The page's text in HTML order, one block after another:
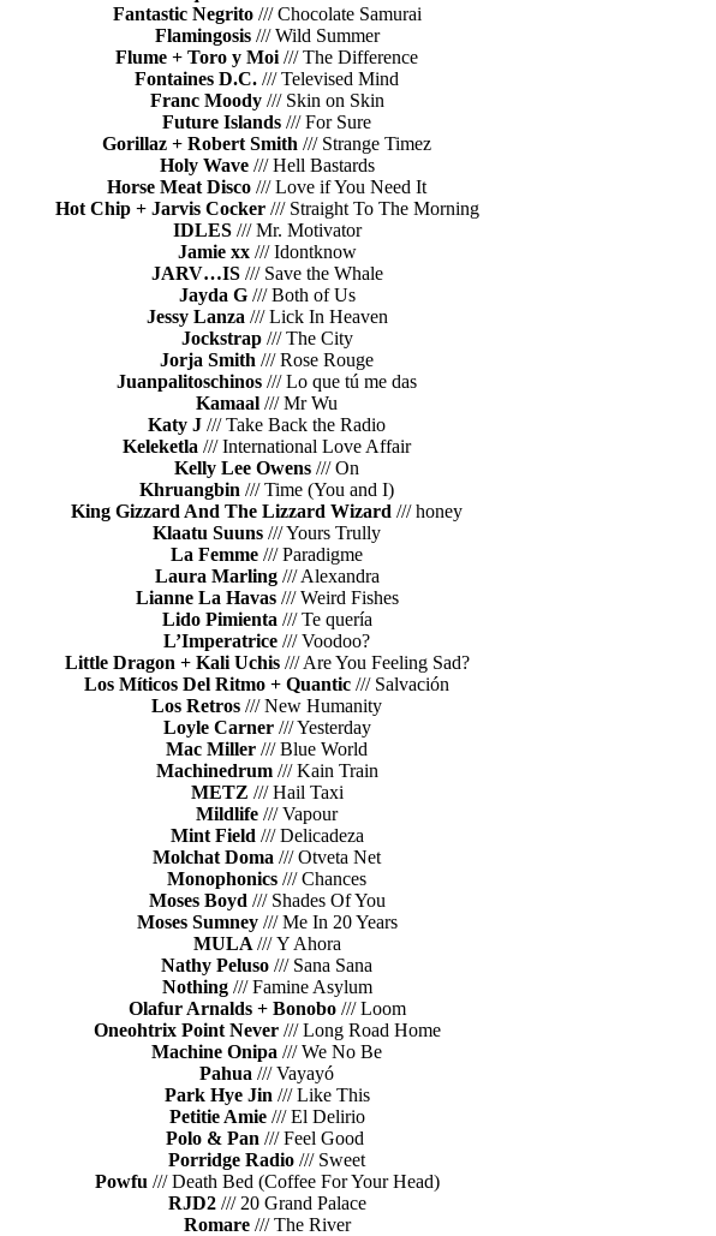
Fantastic Negrito/// Chocolate Samurai
Flamingosis/// Wild Summer
Flume + Toro y Moi /// The Difference
Fontaines D.C. /// Televised Mind
Franc Moody/// Skin on Skin
Future Islands /// For Sure
Gorillaz + Robert Smith /// Strange Timez
Holy Wave/// Hell Bastards
Horse Meat Disco /// Love if You Need It
Hot Chip + Jarvis Cocker/// Straight To The Morning
IDLES/// Mr. Motivator
Jamie xx/// Idontknow
JARV…IS/// Save the Whale
Jayda G/// Both of Us
Jessy Lanza /// Lick In Heaven
Jockstrap/// The City
Jorja Smith /// Rose Rouge
Juanpalitoschinos /// Lo que tú me das
Kamaal /// Mr Wu
Katy J /// Take Back the Radio
Keleketla /// International Love Affair
Kelly Lee Owens /// On
Khruangbin /// Time (You and I)
King Gizzard And The Lizzard Wizard /// honey
Klaatu Suuns /// Yours Trully
La Femme /// Paradigme
Laura Marling/// Alexandra
Lianne La Havas/// Weird Fishes
Lido Pimienta /// Te quería
L’Imperatrice /// Voodoo?
Little Dragon + Kali Uchis/// Are You Feeling Sad?
Los Míticos Del Ritmo + Quantic /// Salvación
Los Retros /// New Humanity
Loyle Carner/// Yesterday
Mac Miller /// Blue World
Machinedrum/// Kain Train
METZ /// Hail Taxi
Mildlife /// Vapour
Mint Field /// Delicadeza
Molchat Doma /// Otveta Net
Monophonics /// Chances
Moses Boyd /// Shades Of You
Moses Sumney/// Me In 20 Years
MULA /// Y Ahora
Nathy Peluso /// Sana Sana
Nothing/// Famine Asylum
Olafur Arnalds + Bonobo/// Loom
Oneohtrix Point Never/// Long Road Home
Machine Onipa /// We No Be
Pahua /// Vayayó
Park Hye Jin /// Like This
Petitie Amie/// El Delirio
Polo & Pan /// Feel Good
Porridge Radio /// Sweet
Powfu /// Death Bed (Coffee For Your Head)
RJD2/// 20 Grand Palace
Romare/// The River